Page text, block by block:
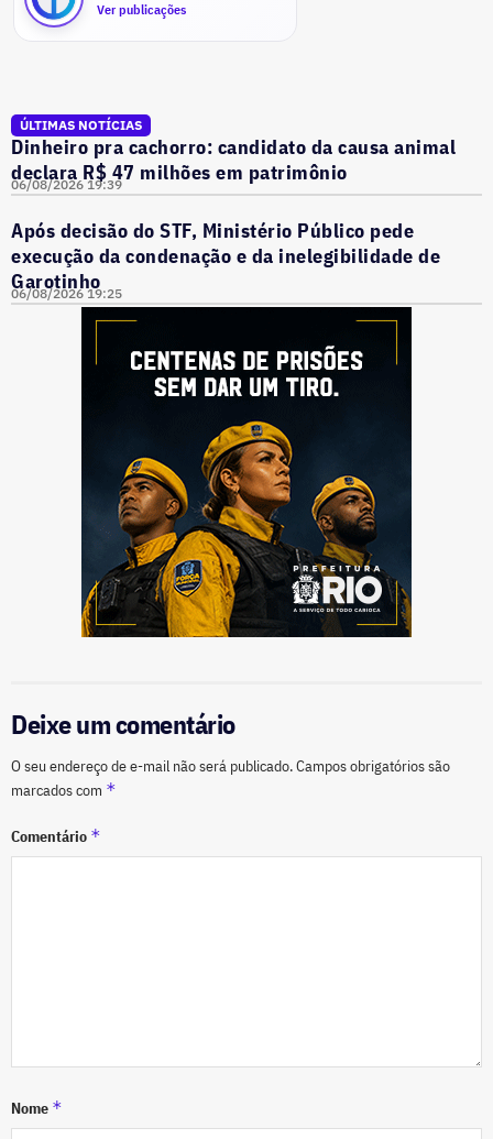
Ver publicações
ÚLTIMAS NOTÍCIAS
Dinheiro pra cachorro: candidato da causa animal
declara R$ 47 milhões em patrimônio
06/08/2026 19:39
Após decisão do STF, Ministério Público pede
execução da condenação e da inelegibilidade de
Garotinho
06/08/2026 19:25
Deixe um comentário
O seu endereço de e-mail não será publicado.Campos obrigatórios são
marcados com *
Comentário *
Nome *